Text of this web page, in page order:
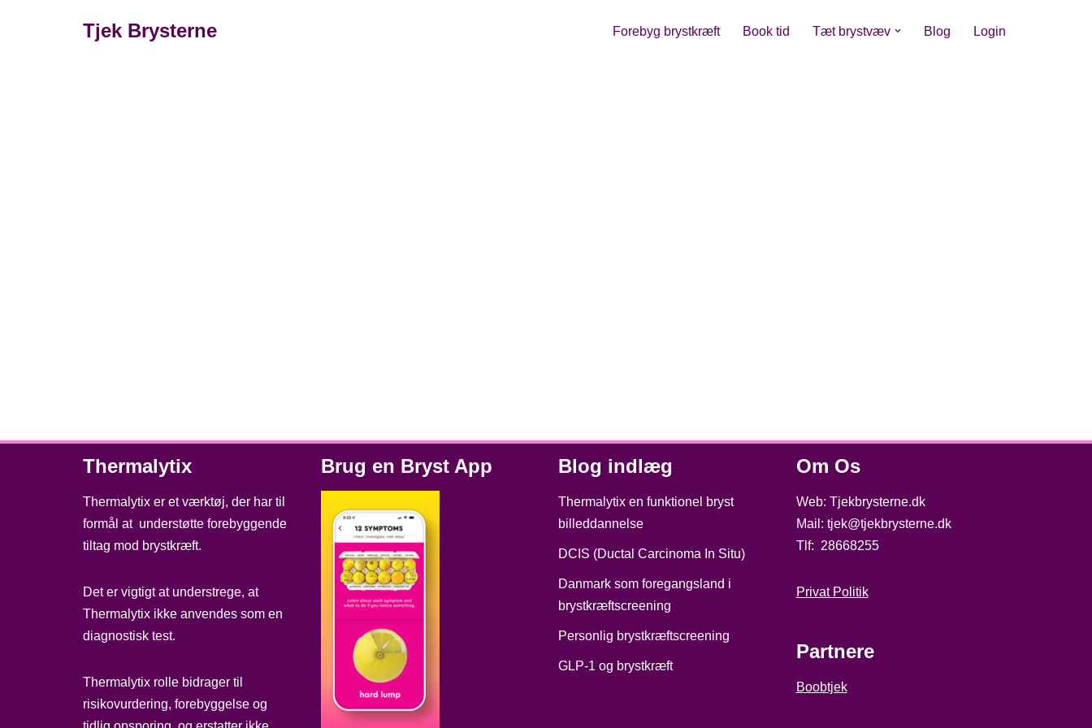
Tjek Brysterne Forebyg brystkræft Book tid Tæt brystvæv Blog Login
Thermalytix
Thermalytix er et værktøj, der har til
formål at understøtte forebyggende
tiltag mod brystkræft.
Det er vigtigt at understrege, at
Thermalytix ikke anvendes som en
diagnostisk test.
Thermalytix rolle bidrager til
risikovurdering, forebyggelse og
Brug en Bryst App Blog indlæg
Thermalytix en funktionel bryst
billeddannelse
DCIS (Ductal Carcinoma In Situ)
Danmark som foregangsland i
brystkræftscreening
Personlig brystkræftscreening
GLP‑1 og brystkræft
Om Os
Web: Tjekbrysterne.dk
Mail: tjek@tjekbrysterne.dk
Tlf: 28668255
Privat Politik
Partnere
Boobtjek